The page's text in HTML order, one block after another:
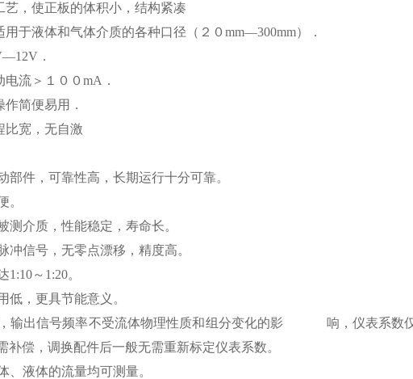
艺，使正板的体积小，结构紧凑
用于液体和气体介质的各种口径（２０mm—300mm）．
．
流＞１００mA．
简便易用．
比宽，无自激
部件，可靠性高，长期运行十分可靠。
。
测介质，性能稳定，寿命长。
冲信号，无零点漂移，精度高。
～1:20。
低，更具节能意义。
，输出信号频率不受流体物理性质和组分变化的影 响，仪表系数仅
补偿，调换配件后一般无需重新标定仪表系数。
、液体的流量均可测量。